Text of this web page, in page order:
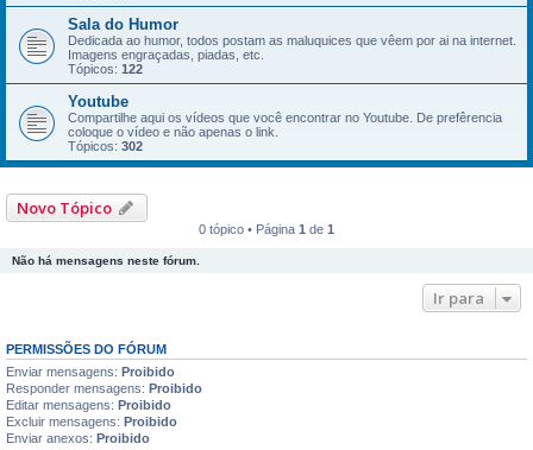
Sala do Humor
Dedicada ao humor, todos postam as maluquices que vêem por ai na internet.
Imagens engraçadas, piadas, etc.
Tópicos: 122
Youtube
Compartilhe aqui os vídeos que você encontrar no Youtube. De prefêrencia
coloque o ví­deo e não apenas o link.
Tópicos: 302
Novo Tópico
0 tópico • Página 1 de 1
Não há mensagens neste fórum.
Ir para
PERMISSÕES DO FÓRUM
Enviar mensagens: Proibido
Responder mensagens: Proibido
Editar mensagens: Proibido
Excluir mensagens: Proibido
Enviar anexos: Proibido